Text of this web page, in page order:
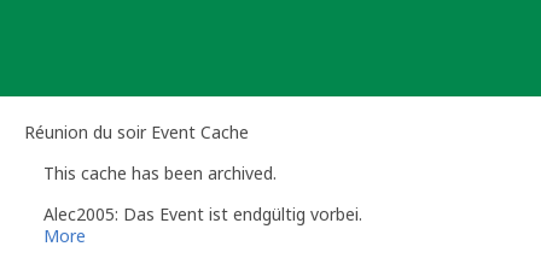
Réunion du soir Event Cache
This cache has been archived.
Alec2005: Das Event ist endgültig vorbei.
More